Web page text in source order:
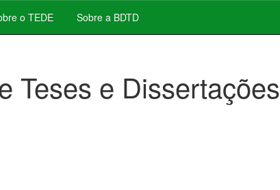
o TEDE Sobre a BDTD
Teses e Dissertações